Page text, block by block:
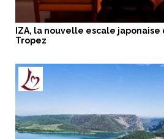
IZA, la nouvelle escale
Tropez